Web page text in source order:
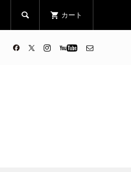
 カート